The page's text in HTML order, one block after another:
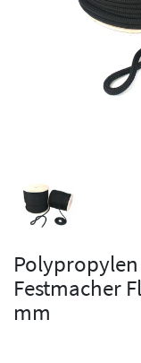
Polypropylen
Festmacher
mm